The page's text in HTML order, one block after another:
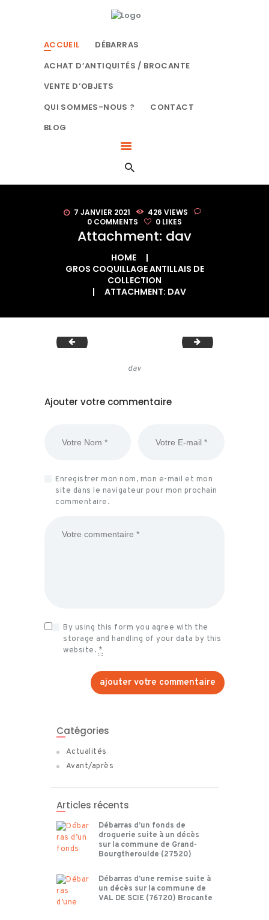
ACCUEIL
DÉBARRAS
ACHAT D’ANTIQUITÉS / BROCANTE
VENTE D’OBJETS
QUI SOMMES-NOUS ?
CONTACT
BLOG
7 JANVIER 2021 426 VIEWS
0 COMMENTS 0 LIKES
Attachment: dav
HOME
GROS COQUILLAGE ANTILLAIS DE
COLLECTION
ATTACHMENT: DAV
SPÉCIALISTES DU DÉBARRAS À ROUEN
ACHAT
D’ANTIQUITÉS /
BROCANTE
dav dav
dav
Ajouter votre commentaire
Enregistrer mon nom, mon e-mail et mon
site dans le navigateur pour mon prochain
commentaire.
By using this form you agree with the
storage and handling of your data by this
website.*
Catégories
Actualités
Avant/après
Articles récents
Débarras d’un fonds de
droguerie suite à un décès
sur la commune de Grand-
Bourgtheroulde (27520)
Débarras d’une remise suite à
un décès sur la commune de
VAL DE SCIE (76720) Brocante